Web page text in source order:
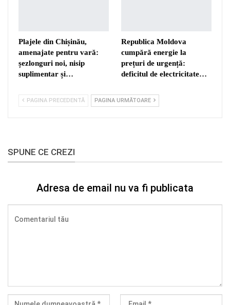
Plajele din Chișinău,
amenajate pentru vară:
șezlonguri noi, nisip
suplimentar și…
Republica Moldova
cumpără energie la
prețuri de urgență:
deficitul de electricitate…
PAGINA PRECEDENTĂ PAGINA URMĂTOARE
SPUNE CE CREZI
Adresa de email nu va fi publicata